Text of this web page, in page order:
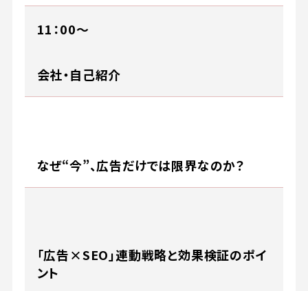
11：00～
会社・自己紹介
なぜ“今”、広告だけでは限界なのか？
「広告×SEO」連動戦略と効果検証のポイ
ント